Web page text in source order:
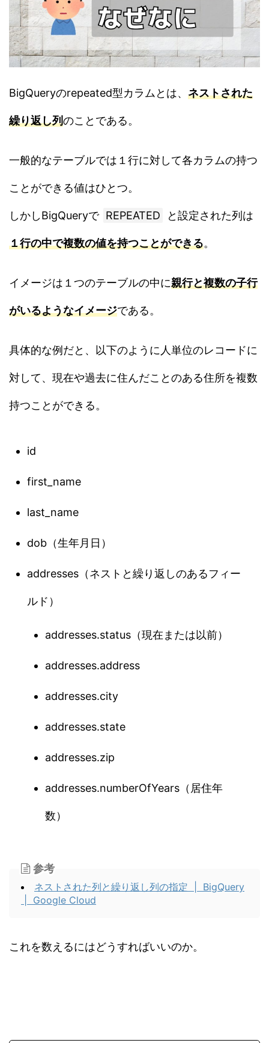
BigQueryのrepeated型カラムとは、 ネストされた
繰り返し列のことである。
一般的なテーブルでは１行に対して各カラムの持つ
ことができる値はひとつ。
しかしBigQueryで REPEATED と設定された列は
１行の中で複数の値を持つことができる。
イメージは１つのテーブルの中に親行と複数の子行
がいるようなイメージである。
具体的な例だと、以下のように人単位のレコードに
対して、現在や過去に住んだことのある住所を複数
持つことができる。
id
first_name
last_name
dob（生年月日）
addresses（ネストと繰り返しのあるフィー
ルド）
addresses.status（現在または以前）
addresses.address
addresses.city
addresses.state
addresses.zip
addresses.numberOfYears（居住年
数）
参考
ネストされた列と繰り返し列の指定 | BigQuery
| Google Cloud
これを数えるにはどうすればいいのか。